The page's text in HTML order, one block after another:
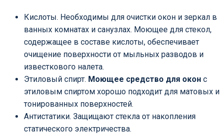
Кислоты. Необходимы для очистки окон и зеркал в
ванных комнатах и санузлах. Моющее для стекол,
содержащее в составе кислоты, обеспечивает
очищение поверхности от мыльных разводов и
известкового налета.
Этиловый спирт. Моющее средство для окон с
этиловым спиртом хорошо подходит для матовых и
тонированных поверхностей.
Антистатики. Защищают стекла от накопления
статического электричества.